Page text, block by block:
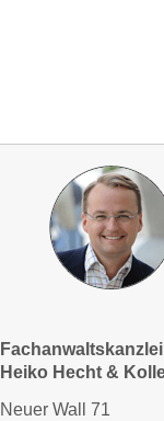
Heiko Hecht &
Neuer Wall 71